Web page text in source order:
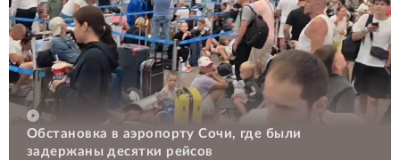
Обстановка в аэропорту Сочи, где были
задержаны десятки рейсов